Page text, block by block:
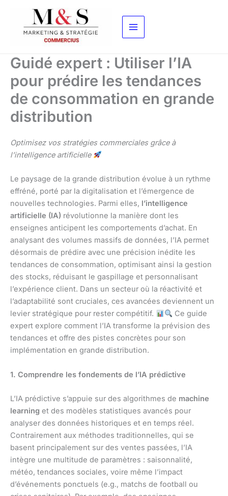
contenu
Guidé expert : Utiliser l’IA
pour prédire les tendances
de consommation en grande
distribution
Optimisez vos stratégies commerciales grâce à
l’intelligence artificielle
Le paysage de la grande distribution évolue à un rythme
effréné, porté par la digitalisation et l’émergence de
nouvelles technologies. Parmi elles, l’intelligence
artificielle (IA) révolutionne la manière dont les
enseignes anticipent les comportements d’achat. En
analysant des volumes massifs de données, l’IA permet
désormais de prédire avec une précision inédite les
tendances de consommation, optimisant ainsi la gestion
des stocks, réduisant le gaspillage et personnalisant
l’expérience client. Dans un secteur où la réactivité et
l’adaptabilité sont cruciales, ces avancées deviennent un
levier stratégique pour rester compétitif.
Ce guide
expert explore comment l’IA transforme la prévision des
tendances et offre des pistes concrètes pour son
implémentation en grande distribution.
1. Comprendre les fondements de l’IA prédictive
L’IA prédictive s’appuie sur des algorithmes de machine
learning et des modèles statistiques avancés pour
analyser des données historiques et en temps réel.
Contrairement aux méthodes traditionnelles, qui se
basent principalement sur des ventes passées, l’IA
intègre une multitude de paramètres : saisonnalité,
météo, tendances sociales, voire même l’impact
d’événements ponctuels (e.g., matchs de football ou